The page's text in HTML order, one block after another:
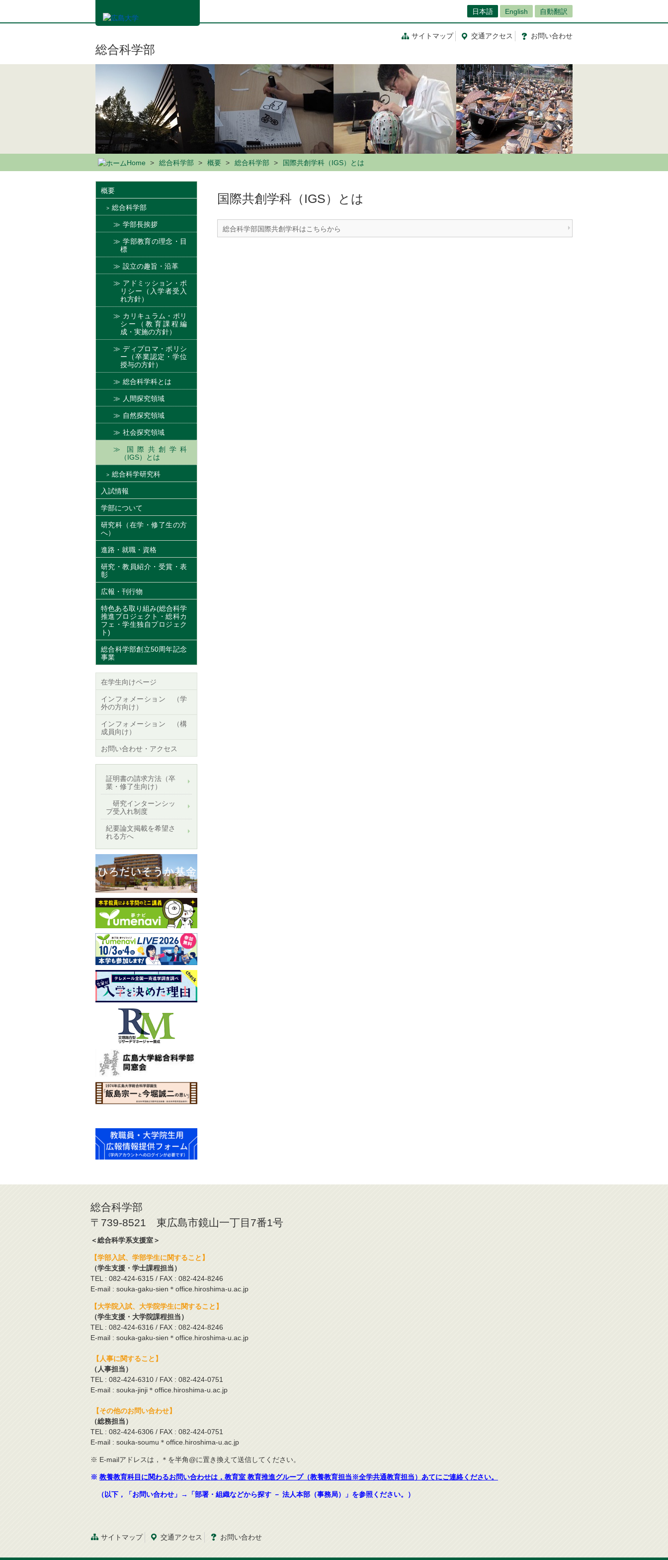
ン
日本語 English 自動翻訳
サイトマップ 交通アクセス お問い合わせ
総合科学部
Home 総合科学部 概要 総合科学部 国際共創学科（IGS）とは
国際共創学科（IGS）とは
総合科学部国際共創学科はこちらから
概要
総合科学部
学部長挨拶
学部教育の理念・目
標
設立の趣旨・沿革
アドミッション・ポ
リシー（入学者受入
れ方針）
カリキュラム・ポリ
シー（教育課程編
成・実施の方針）
ディプロマ・ポリシ
ー（卒業認定・学位
授与の方針）
総合科学科とは
人間探究領域
自然探究領域
社会探究領域
国際共創学科
（IGS）とは
総合科学研究科
入試情報
学部について
研究科（在学・修了生の方
へ）
進路・就職・資格
研究・教員紹介・受賞・表
彰
広報・刊行物
特色ある取り組み(総合科学
推進プロジェクト・総科カ
フェ・学生独自プロジェク
ト)
総合科学部創立50周年記念
事業
在学生向けページ
インフォメーション （学
外の方向け）
インフォメーション （構
成員向け）
お問い合わせ・アクセス
証明書の請求方法（卒
業・修了生向け）
研究インターンシッ
プ受入れ制度
紀要論文掲載を希望さ
れる方へ
総合科学部
〒739-8521 東広島市鏡山一丁目7番1号
＜総合科学系支援室＞
【学部入試、学部学生に関すること】
（学生支援・学士課程担当）
TEL : 082-424-6315 / FAX : 082-424-8246
E-mail : souka-gaku-sien＊office.hiroshima-u.ac.jp
【大学院入試、大学院学生に関すること】
（学生支援・大学院課程担当）
TEL : 082-424-6316 / FAX : 082-424-8246
E-mail : souka-gaku-sien＊office.hiroshima-u.ac.jp
【人事に関すること】
（人事担当）
TEL : 082-424-6310 / FAX : 082-424-0751
E-mail : souka-jinji＊office.hiroshima-u.ac.jp
【その他のお問い合わせ】
（総務担当）
TEL : 082-424-6306 / FAX : 082-424-0751
E-mail : souka-soumu＊office.hiroshima-u.ac.jp
※ E-mailアドレスは，＊を半角@に置き換えて送信してください。
※ 教養教育科目に関わるお問い合わせは，教育室 教育推進グループ（教養教育担当※全学共通教育担当）あてにご連絡ください。
（以下，「お問い合わせ」→「部署・組織などから探す － 法人本部（事務局）」を参照ください。）
サイトマップ 交通アクセス お問い合わせ